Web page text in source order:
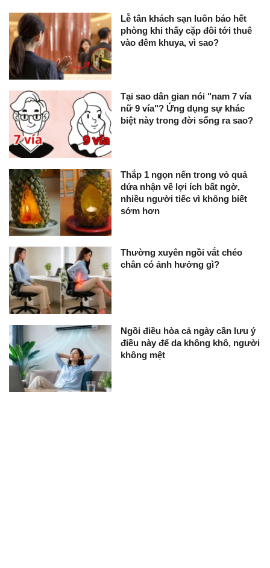
Lễ tân khách sạn luôn báo hết
phòng khi thấy cặp đôi tới thuê
vào đêm khuya, vì sao?
Tại sao dân gian nói "nam 7 vía
nữ 9 vía"? Ứng dụng sự khác
biệt này trong đời sống ra sao?
Thắp 1 ngọn nến trong vỏ quả
dứa nhận về lợi ích bất ngờ,
nhiều người tiếc vì không biết
sớm hơn
Thường xuyên ngồi vắt chéo
chân có ảnh hưởng gì?
Ngồi điều hòa cả ngày cần lưu ý
điều này để da không khô, người
không mệt